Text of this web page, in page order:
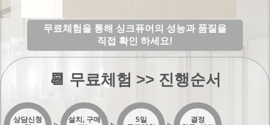
무료체험을 통해 싱크퓨어의 성능과 품질을
직접 확인 하세요!
📆 무료체험 >> 진행순서
상담신청
설치, 구매
5일
결정